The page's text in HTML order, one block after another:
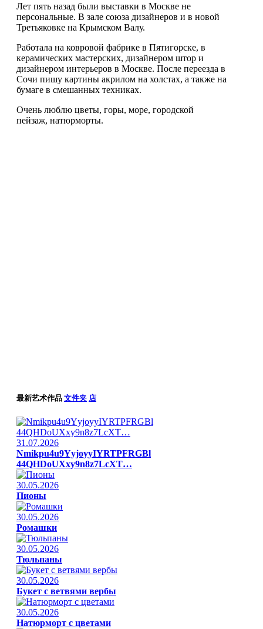
Лет пять назад были выставки в Москве не
персональные. В зале союза дизайнеров и в новой
Третьяковке на Крымском Валу.
Работала на ковровой фабрике в Пятигорске, в
керамических мастерских, дизайнером штор и
дизайнером интерьеров в Москве. После переезда в
Сочи пишу картины акрилом на холстах, а также на
бумаге в смешанных техниках.
Очень люблю цветы, горы, море, городской
пейзаж, натюрморты.
最新艺术作品 文件夹 店
31.07.2026
Nmikpu4u9YyjoyyIYRTPFRGBl
44QHDoUXxy9n8z7LcXT…
30.05.2026
Пионы
30.05.2026
Ромашки
30.05.2026
Тюльпаны
30.05.2026
Букет с ветвями вербы
30.05.2026
Натюрморт с цветами